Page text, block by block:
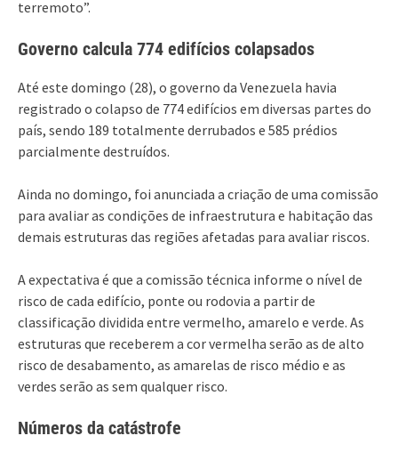
terremoto”.
Governo calcula 774 edifícios colapsados
Até este domingo (28), o governo da Venezuela havia
registrado o colapso de 774 edifícios em diversas partes do
país, sendo 189 totalmente derrubados e 585 prédios
parcialmente destruídos.
Ainda no domingo, foi anunciada a criação de uma comissão
para avaliar as condições de infraestrutura e habitação das
demais estruturas das regiões afetadas para avaliar riscos.
A expectativa é que a comissão técnica informe o nível de
risco de cada edifício, ponte ou rodovia a partir de
classificação dividida entre vermelho, amarelo e verde. As
estruturas que receberem a cor vermelha serão as de alto
risco de desabamento, as amarelas de risco médio e as
verdes serão as sem qualquer risco.
Números da catástrofe